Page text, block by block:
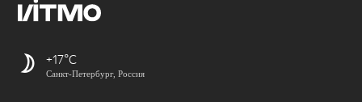
+17
Санкт-Петербург, Россия